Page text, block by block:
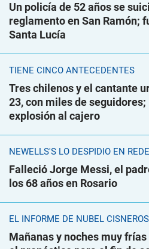
Un policía de 52 años se
reglamento en San Ramón;
Santa Lucía
TIENE CINCO ANTECEDENTES
Tres chilenos y el cantante
23, con miles de
explosión al cajero
NEWELLS'S LO DESPIDIÓ EN
Falleció Jorge Messi, el
los 68 años en Rosario
EL INFORME DE NUBEL CISNEROS
Mañanas y noches muy